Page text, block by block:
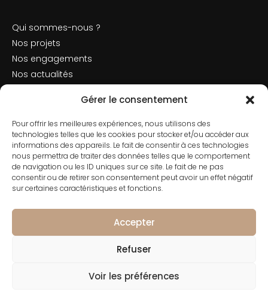
Gérer le consentement
Pour offrir les meilleures expériences, nous utilisons des
technologies telles que les cookies pour stocker et/ou accéder aux
informations des appareils. Le fait de consentir à ces technologies
nous permettra de traiter des données telles que le comportement
de navigation ou les ID uniques sur ce site. Le fait de ne pas
consentir ou de retirer son consentement peut avoir un effet négatif
sur certaines caractéristiques et fonctions.
Accepter
Refuser
Voir les préférences
Qui sommes-nous ?
Nos projets
Nos engagements
Nos actualités
Politique de cookies
Nous contacter
Contact
01 42 66 50 70
182 Rue de Rivoli, 75001 Paris